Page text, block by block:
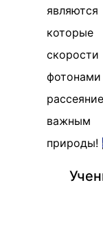
важным
природы!